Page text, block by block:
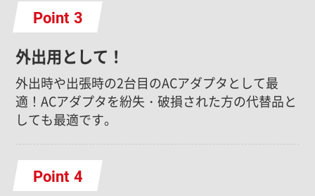
Point
外出用として！
外出時や出張時の2台目のACアダプタとして最
適！ACアダプタを紛失・破損された方の代替品と
しても最適です。
Point